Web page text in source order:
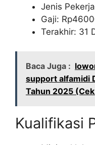
Jenis
Gaji: Rp
Terakhir: 31
Baca Juga :
support alfamidi
Tahun 2025
Kualifikasi